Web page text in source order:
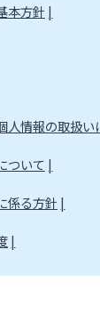
本方針
人情報の取扱い
ついて
係る方針